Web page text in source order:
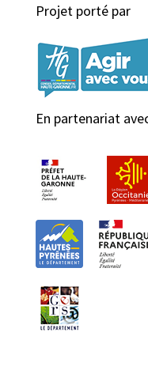
Projet porté par
En partenariat